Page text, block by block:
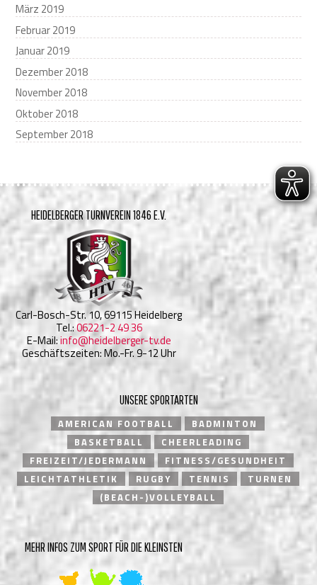
März 2019
Februar 2019
Januar 2019
Dezember 2018
November 2018
Oktober 2018
September 2018
HEIDELBERGER TURNVEREIN 1846 E.V.
Carl-Bosch-Str. 10, 69115 Heidelberg
Tel.:06221-2 49 36
E-Mail:info@heidelberger-tv.de
Geschäftszeiten: Mo.-Fr. 9-12 Uhr
UNSERE SPORTARTEN
AMERICAN FOOTBALL
BADMINTON
BASKETBALL
CHEERLEADING
FREIZEIT/JEDERMANN
FITNESS/GESUNDHEIT
LEICHTATHLETIK
RUGBY TENNIS
TURNEN
(BEACH-)VOLLEYBALL
MEHR INFOS ZUM SPORT FÜR DIE KLEINSTEN